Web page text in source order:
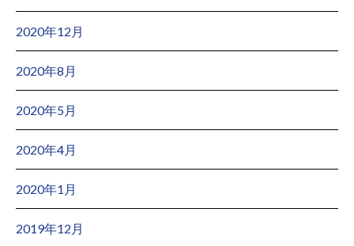
2020年12月
2020年8月
2020年5月
2020年4月
2020年1月
2019年12月